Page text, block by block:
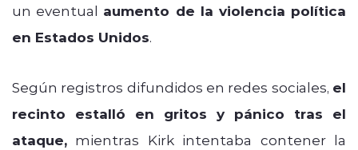
un eventual aumento de la violencia política
en Estados Unidos.
Según registros difundidos en redes sociales, el
recinto estalló en gritos y pánico tras el
ataque, mientras Kirk intentaba contener la